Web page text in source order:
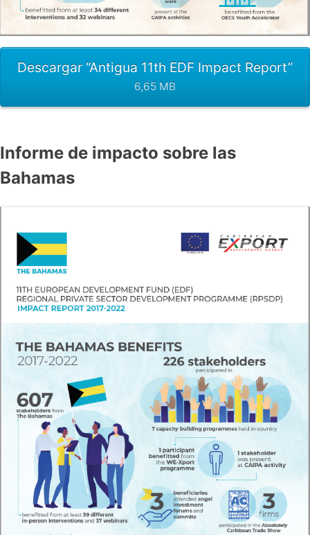
Descargar “Antigua 11th EDF Impact Report”
6,65 MB
Informe de impacto sobre las
Bahamas